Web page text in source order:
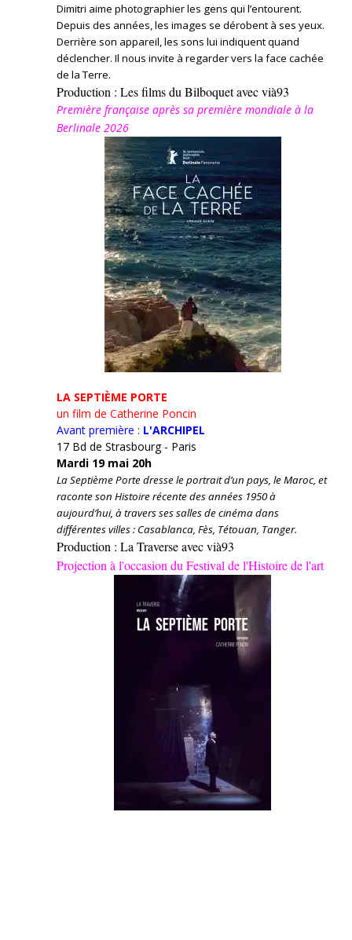
Dimitri aime photographier les gens qui l’entourent.
Depuis des années, les images se dérobent à ses yeux.
Derrière son appareil, les sons lui indiquent quand
déclencher. Il nous invite à regarder vers la face cachée
de la Terre.
Production : Les films du Bilboquet avec vià93
Première française après sa première mondiale à la
Berlinale 2026
LA SEPTIÈME PORTE
un film de Catherine Poncin
Avant première : L'ARCHIPEL
17 Bd de Strasbourg - Paris
Mardi 19 mai 20h
La Septième Porte dresse le portrait d’un pays, le Maroc, et
raconte son Histoire récente des années 1950 à
aujourd’hui, à travers ses salles de cinéma dans
différentes villes : Casablanca, Fès, Tétouan, Tanger.
Production : La Traverse avec vià93
Projection à l'occasion du Festival de l'Histoire de l'art